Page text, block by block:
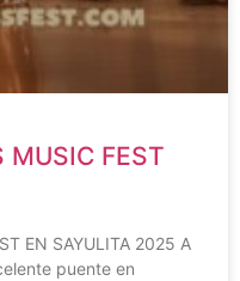
MUSIC FEST
EN SAYULITA 2025 A
puente en